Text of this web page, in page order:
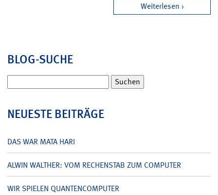
Weiterlesen
BLOG-SUCHE
nach:
NEUESTE BEITRÄGE
DAS WAR MATA HARI
ALWIN WALTHER: VOM RECHENSTAB ZUM COMPUTER
WIR SPIELEN QUANTENCOMPUTER